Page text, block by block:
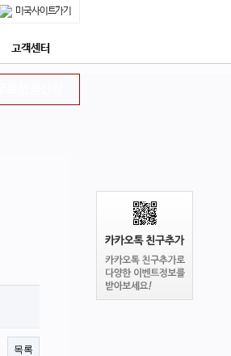
미국사이트가기
고객센터
무료샘플신청
목록